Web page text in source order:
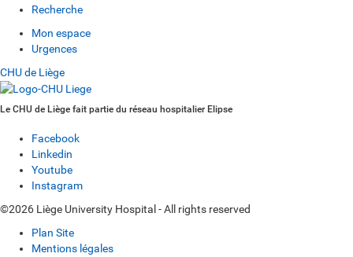
Recherche
Mon espace
Urgences
CHU de Liège
Le CHU de Liège fait partie du réseau hospitalier Elipse
Facebook
Linkedin
Youtube
Instagram
©2026 Liège University Hospital - All rights reserved
Plan Site
Mentions légales